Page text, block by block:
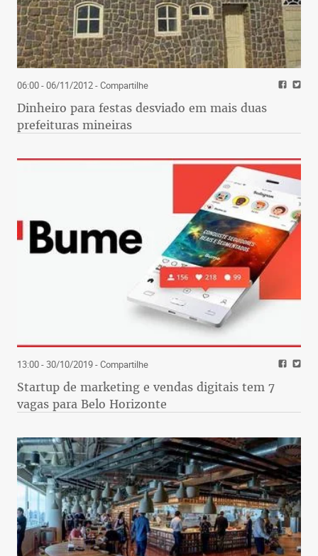
06:00 - 06/11/2012- Compartilhe
Dinheiro para festas desviado em mais duas
prefeituras mineiras
13:00 - 30/10/2019- Compartilhe
Startup de marketing e vendas digitais tem 7
vagas para Belo Horizonte